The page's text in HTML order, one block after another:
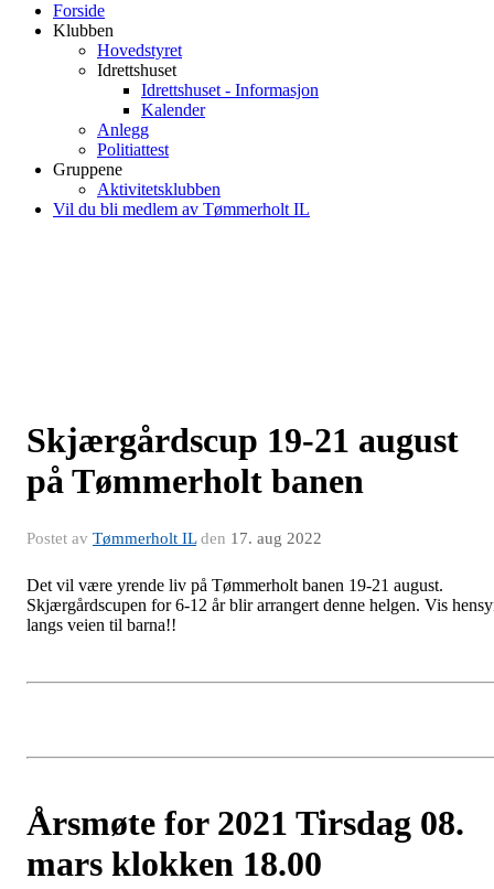
Forside
Klubben
Hovedstyret
Idrettshuset
Idrettshuset - Informasjon
Kalender
Anlegg
Politiattest
Gruppene
Aktivitetsklubben
Vil du bli medlem av Tømmerholt IL
Skjærgårdscup 19-21 august
på Tømmerholt banen
Postet av Tømmerholt ILden 17. aug 2022
Det vil være yrende liv på Tømmerholt banen 19-21 august.
Skjærgårdscupen for 6-12 år blir arrangert denne helgen. Vis
langs veien til barna!!
Årsmøte for 2021 Tirsdag 08.
mars klokken 18.00